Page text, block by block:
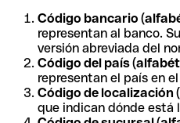
Código bancario
representan al banco.
versión abreviada del
Código del país
representan el país en
Código de localización
que indican dónde está